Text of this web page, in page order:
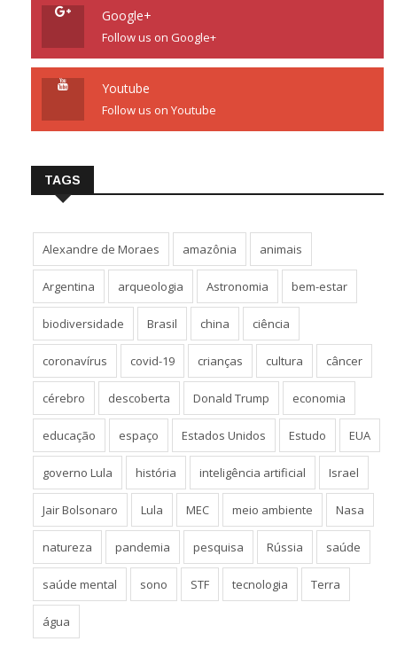
Google+
Follow us on Google+
Youtube
Follow us on Youtube
TAGS
Alexandre de Moraes amazônia animais
Argentina arqueologia Astronomia bem-estar
biodiversidade Brasil china ciência
coronavírus covid-19 crianças cultura câncer
cérebro descoberta Donald Trump economia
educação espaço Estados Unidos Estudo EUA
governo Lula história inteligência artificial Israel
Jair Bolsonaro Lula MEC meio ambiente Nasa
natureza pandemia pesquisa Rússia saúde
saúde mental sono STF tecnologia Terra
água